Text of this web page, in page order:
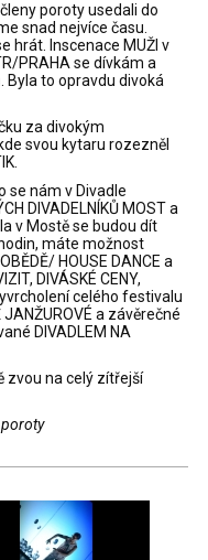
poroty usedali do
snad nejvíce času.
hrát. Inscenace MUŽI v
PRAHA se dívkám a
Byla to opravdu divoká
za divokým
svou kytaru rozezněl
se nám v Divadle
DIVADELNÍKŮ MOST a
v Mostě se budou dít
máte možnost
HOUSE DANCE a
DIVÁSKÉ CENY,
celého festivalu
JANŽUROVÉ a závěrečné
DIVADLEM NA
zvou na celý zítřejší